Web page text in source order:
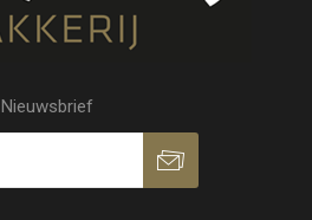
Nieuwsbrief